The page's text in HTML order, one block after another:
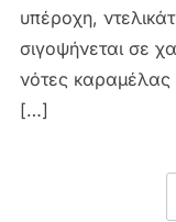
υπέροχη,
σιγοψήνεται σε
νότες καραμέλας
[…]